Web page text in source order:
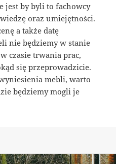
jest by byli to fachowcy
oraz umiejętności.
a także datę
nie będziemy w stanie
czasie trwania prac,
się przeprowadzicie.
mebli, warto
będziemy mogli je